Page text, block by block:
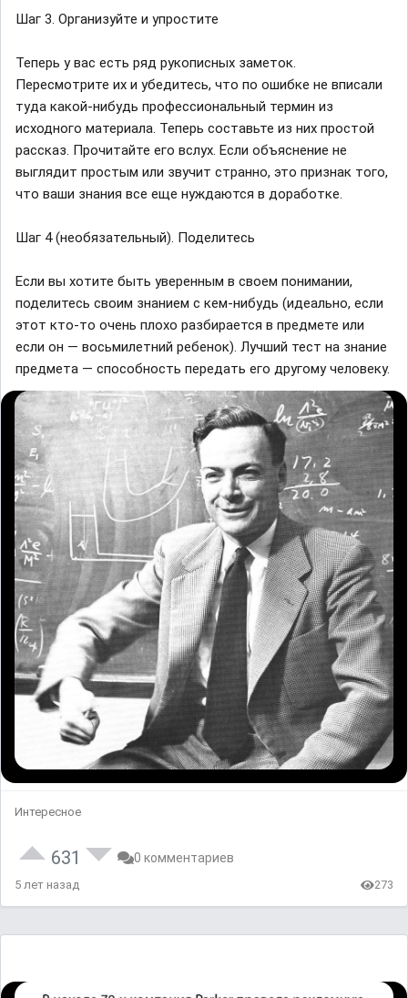
Шаг 3. Организуйте и упростите
Теперь у вас есть ряд рукописных заметок.
Пересмотрите их и убедитесь, что по ошибке не вписали
туда какой-нибудь профессиональный термин из
исходного материала. Теперь составьте из них простой
рассказ. Прочитайте его вслух. Если объяснение не
выглядит простым или звучит странно, это признак того,
что ваши знания все еще нуждаются в доработке.
Шаг 4 (необязательный). Поделитесь
Если вы хотите быть уверенным в своем понимании,
поделитесь своим знанием с кем-нибудь (идеально, если
этот кто-то очень плохо разбирается в предмете или
если он — восьмилетний ребенок). Лучший тест на знание
предмета — способность передать его другому человеку.
Интересное
631 0 комментариев
5 лет назад 273